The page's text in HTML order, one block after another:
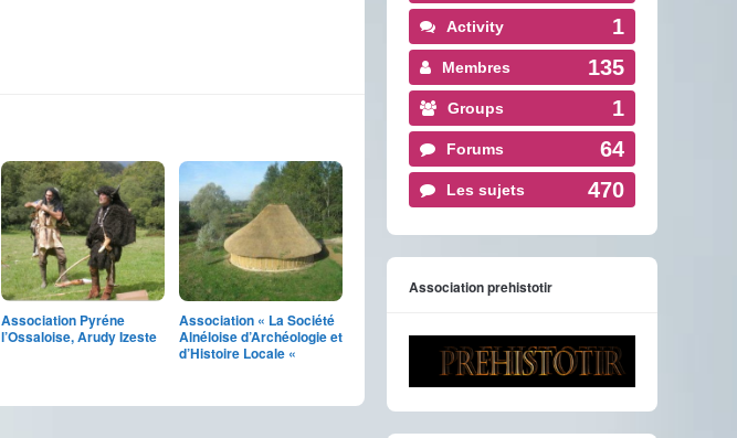
Association Pyréne
l’Ossaloise, Arudy Izeste
Association « La Société
Alnéloise d’Archéologie et
d’Histoire Locale «
Activity 1
Membres 135
Groups 1
Forums 64
Les sujets 470
Association prehistotir